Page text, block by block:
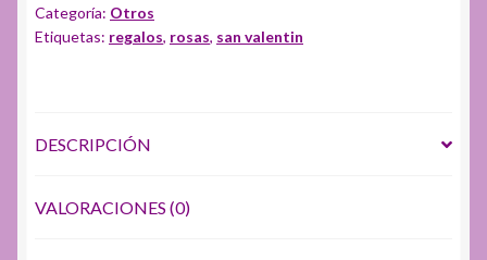
7
rosas
Categoría: Otros
Etiquetas: regalos, rosas, san valentin
DESCRIPCIÓN
VALORACIONES (0)